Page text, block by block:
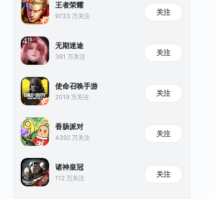
王者荣耀
9733 万关注 关注
无期迷途
361 万关注 关注
使命召唤手游
2019 万关注 关注
香肠派对
4392 万关注 关注
诸神皇冠
112 万关注 关注